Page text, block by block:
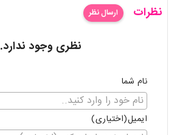
نظرات ارسال نظر
نظری وجود ندارد.
نام شما
ایمیل(اختیاری)